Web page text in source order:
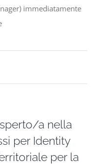
immediatamente
a nella
per Identity
per la